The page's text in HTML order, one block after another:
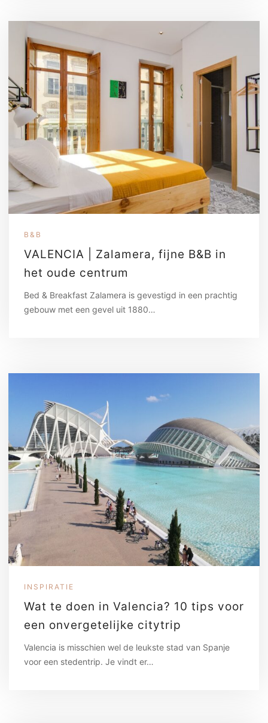
B&B
VALENCIA | Zalamera, fijne B&B in
het oude centrum
Bed & Breakfast Zalamera is gevestigd in een prachtig
gebouw met een gevel uit 1880…
INSPIRATIE
Wat te doen in Valencia? 10 tips voor
een onvergetelijke citytrip
Valencia is misschien wel de leukste stad van Spanje
voor een stedentrip. Je vindt er…